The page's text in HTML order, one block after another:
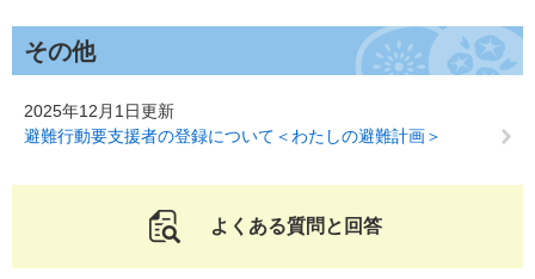
その他
2025年12月1日更新
避難行動要支援者の登録について＜わたしの避難計画＞
よくある質問と回答